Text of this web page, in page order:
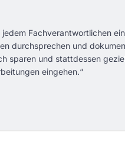
jedem Fachverantwortlichen
durchsprechen und
sparen und stattdessen
eingehen.“